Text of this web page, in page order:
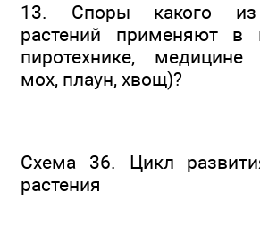
13. Споры какого из
растений применяют в
пиротехнике, медицине
мох, плаун, хвощ)?
Схема 36. Цикл
растения